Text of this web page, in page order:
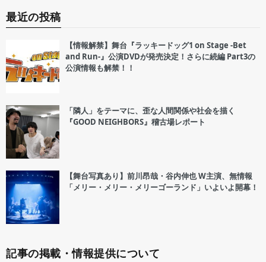
最近の投稿
【情報解禁】舞台『ラッキードッグ1 on Stage -Bet
and Run-』公演DVDが発売決定！さらに続編 Part3の
公演情報も解禁！！
「隣人」をテーマに、歪な人間関係や社会を描く
『GOOD NEIGHBORS』稽古場レポート
【舞台写真あり】前川昂哉・谷内伸也 W主演、無情報
「メリー・メリー・メリーゴーランド」いよいよ開幕！
記事の掲載・情報提供について